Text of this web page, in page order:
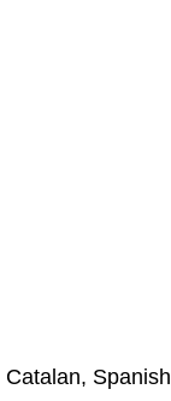
Catalan, Spanish